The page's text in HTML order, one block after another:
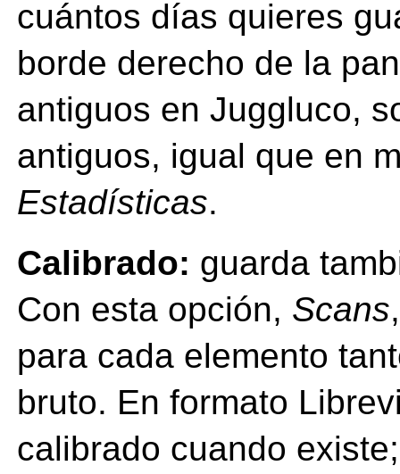
cuántos días quieres
borde derecho de la
antiguos en Juggluco,
antiguos, igual que en
Estadísticas.
Calibrado: guarda
Con esta opción, Scans
para cada elemento
bruto. En formato
calibrado cuando